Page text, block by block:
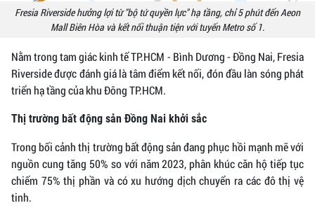
Fresia Riverside hưởng lợi từ "bộ tứ quyền lực" hạ tầng, chỉ 5 phút đến Aeon
Mall Biên Hòa và kết nối thuận tiện với tuyến Metro số 1.
Nằm trong tam giác kinh tế TP.HCM - Bình Dương - Đồng Nai, Fresia
Riverside được đánh giá là tâm điểm kết nối, đón đầu làn sóng phát
triển hạ tầng của khu Đông TP.HCM.
Thị trường bất động sản Đồng Nai khởi sắc
Trong bối cảnh thị trường bất động sản đang phục hồi mạnh mẽ với
nguồn cung tăng 50% so với năm 2023, phân khúc căn hộ tiếp tục
chiếm 75% thị phần và có xu hướng dịch chuyển ra các đô thị vệ
tinh.